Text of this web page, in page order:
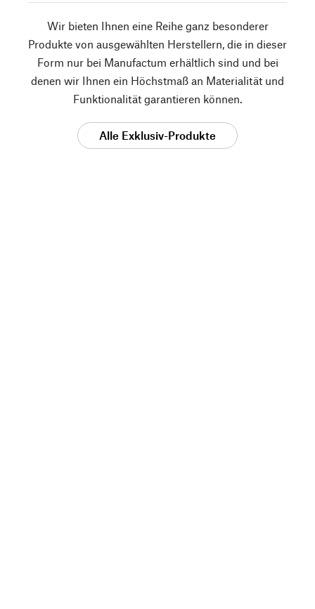
Wir bieten Ihnen eine Reihe ganz besonderer
Produkte von ausgewählten Herstellern, die in dieser
Form nur bei Manufactum erhältlich sind und bei
denen wir Ihnen ein Höchstmaß an Materialität und
Funktionalität garantieren können.
Alle Exklusiv-Produkte